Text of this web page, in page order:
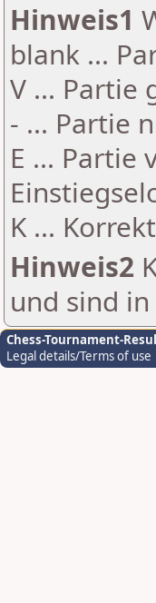
Hinweis1
blank ...
V ... Partie
- ... Partie
E ... Partie
K ...
Hinweis2
und sind
Chess-Tournament-
Legal details/Terms of use